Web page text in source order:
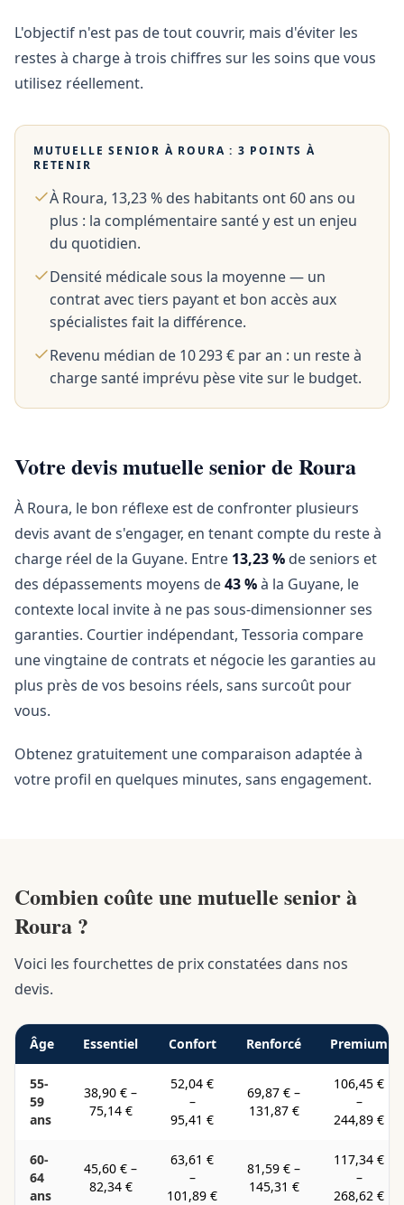
L'objectif n'est pas de tout couvrir, mais d'éviter les
restes à charge à trois chiffres sur les soins que vous
utilisez réellement.
MUTUELLE SENIOR À ROURA : 3 POINTS À
RETENIR
À Roura, 13,23 % des habitants ont 60 ans ou
plus : la complémentaire santé y est un enjeu
du quotidien.
Densité médicale sous la moyenne — un
contrat avec tiers payant et bon accès aux
spécialistes fait la différence.
Revenu médian de 10 293 € par an : un reste à
charge santé imprévu pèse vite sur le budget.
Votre devis mutuelle senior de Roura
À Roura, le bon réflexe est de confronter plusieurs
devis avant de s'engager, en tenant compte du reste à
charge réel de la Guyane. Entre 13,23 % de seniors et
des dépassements moyens de43 %à la Guyane, le
contexte local invite à ne pas sous-dimensionner ses
garanties. Courtier indépendant, Tessoria compare
une vingtaine de contrats et négocie les garanties au
plus près de vos besoins réels, sans surcoût pour
vous.
Obtenez gratuitement une comparaison adaptée à
votre profil en quelques minutes, sans engagement.
Combien coûte une mutuelle senior à
Roura ?
Voici les fourchettes de prix constatées dans nos
devis.
Âge Essentiel Confort Renforcé Premium
55-
59
ans
38,90 € –
75,14 €
52,04 €
–
95,41 €
69,87 € –
131,87 €
106,45 €
–
244,89 €
60-
64
ans
45,60 € –
82,34 €
63,61 €
–
101,89 €
81,59 € –
145,31 €
117,34 €
–
268,62 €